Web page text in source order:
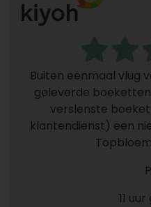
Buiten eenmaal vlug
geleverde
verslenste
klantendienst) een
11